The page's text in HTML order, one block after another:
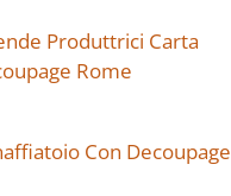
Produttrici Carta
Rome
Con Decoupage